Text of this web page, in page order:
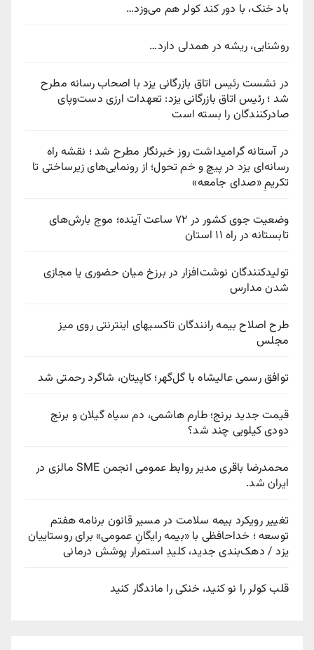
باد خنک، با دور کند کولر هم می‌وزد…
روشنایی، ریشه در همدلی دارد…
در نشست رئیس اتاق بازرگانی یزد با اصحاب رسانه مطرح
شد ؛ رئیس اتاق بازرگانی یزد: تعهدات ارزی دست‌وپای
صادرکنندگان را بسته است
در آستانه گرامیداشت روز خبرنگار مطرح شد ؛ نقشه راه
رسانه‌ای یزد در پیچ‌ و خم تحول؛ از رونمایی‌های زیرساختی تا
تکریمِ «صدای جامعه»
وضعیت جوی کشور در ۷۲ ساعت آینده؛ موج بارش‌های
تابستانه در راه ۱۱ استان
تولیدکنندگان نوشت‌افزار در برزخ میان حضوری یا مجازی
شدن مدارس
طرح اصلاح بیمه رانندگان تاکسیهای اینترنتی روی میز
مجلس
توافق رسمی عالیشاه با گل‌گهر؛ کاپیتان، شاگرد رحمتی شد
قیمت جدید برنج؛ طارم هاشمی، دم سیاه گیلان و برنج
دودی کیلویی چند شد؟
محمدرضا باقری مدیر روابط عمومی انجمن SME مالزی در
ایران شد.
تغییر رویکرد بیمه سلامت در مسیر قانون برنامه هفتم
توسعه ؛ خداحافظی با «بیمه رایگانِ عمومی» برای روستاییان
یزد / دهک‌بندی جدید، کلیدِ استمرار پوشش درمانی
قلب کولر را نو کنید، خنکی را ماندگار کنید